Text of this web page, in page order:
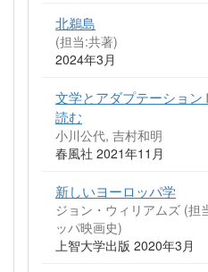
北鵜島
(担当:共著)
2024年3月
文学とアダプテーショ
読む
小川公代, 吉村和明
春風社 2021年11月
新しいヨーロッパ学
ジョン・ウィリアムズ (担
ッパ映画史)
上智大学出版 2020年3月